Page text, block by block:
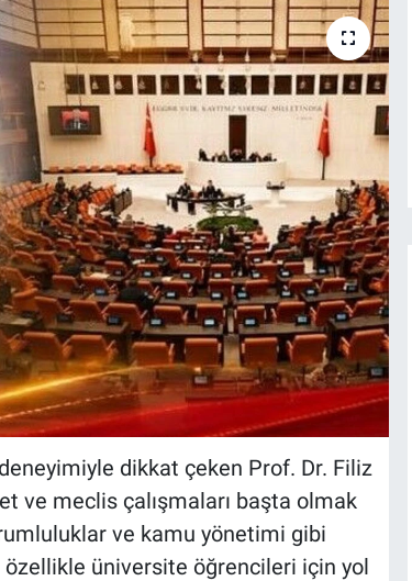
dikkat çeken Prof. Dr. Filiz
ve meclis çalışmaları başta olmak
ve kamu yönetimi gibi
özellikle üniversite öğrencileri için yol